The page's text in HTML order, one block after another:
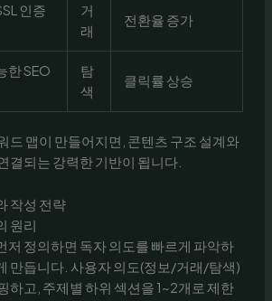
인증
거
래
전환율 증가
한 SEO
탐
색
클릭률 상승
드 맵이 만들어지면, 콘텐츠 구조 설계와
결되는 강력한 기반이 됩니다.
작성 전략
원리
저 정의하면 독자 의도를 빠르게 파악하
만듭니다. 사용자 의도(정보/거래/탐색)
하고, 주제별 하위 섹션을 1~2개로 제한